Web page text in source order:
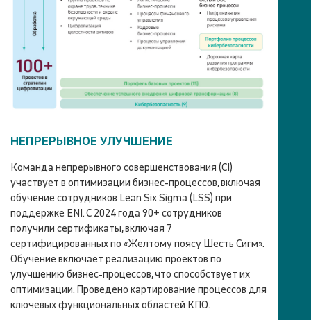
НЕПРЕРЫВНОЕ УЛУЧШЕНИЕ
Команда непрерывного совершенствования (CI)
участвует в оптимизации бизнес-процессов, включая
обучение сотрудников Lean Six Sigma (LSS) при
поддержке ENI. С 2024 года 90+ сотрудников
получили сертификаты, включая 7
сертифицированных по «Желтому поясу Шесть Сигм».
Обучение включает реализацию проектов по
улучшению бизнес-процессов, что способствует их
оптимизации. Проведено картирование процессов для
ключевых функциональных областей КПО.